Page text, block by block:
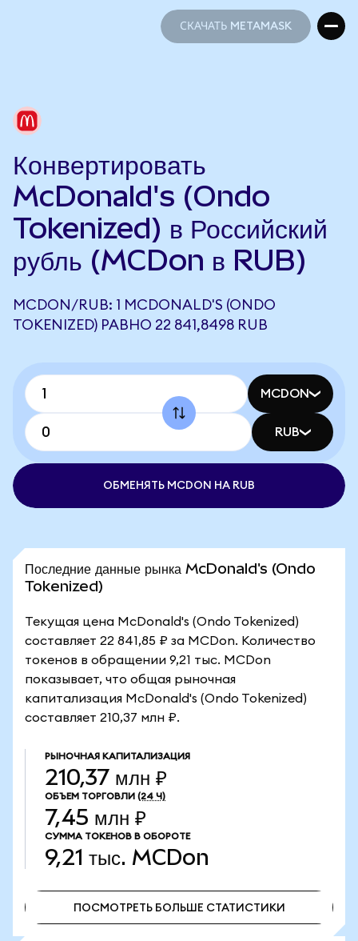
СКАЧАТЬ METAMASK
Конвертировать
McDonald's (Ondo
Tokenized) в Российский
рубль (MCDon в RUB)
MCDON/RUB: 1 MCDONALD'S (ONDO
TOKENIZED) РАВНО 22 841,8498 RUB
MCDON
RUB
ОБМЕНЯТЬ MCDON НА RUB
Последние данные рынка McDonald's (Ondo
Tokenized)
Текущая цена McDonald's (Ondo Tokenized)
составляет 22 841,85 ₽ за MCDon. Количество
токенов в обращении 9,21 тыс. MCDon
показывает, что общая рыночная
капитализация McDonald's (Ondo Tokenized)
составляет 210,37 млн ₽.
РЫНОЧНАЯ КАПИТАЛИЗАЦИЯ
210,37 млн ₽
ОБЪЕМ ТОРГОВЛИ (24 Ч)
7,45 млн ₽
СУММА ТОКЕНОВ В ОБОРОТЕ
9,21 тыс. MCDon
ПОСМОТРЕТЬ БОЛЬШЕ СТАТИСТИКИ